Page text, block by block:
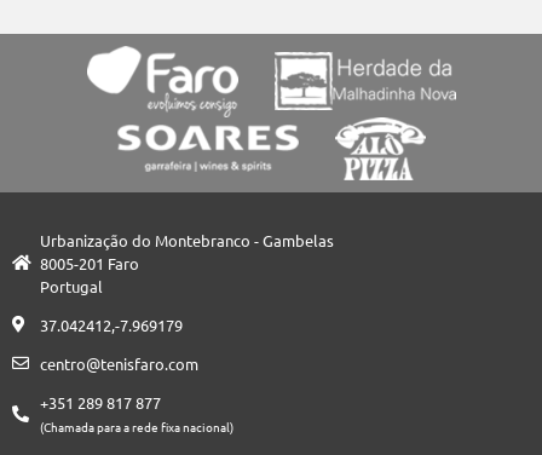
Urbanização do Montebranco - Gambelas
8005-201 Faro
Portugal
37.042412,-7.969179
centro@tenisfaro.com
+351 289 817 877
(Chamada para a rede fixa nacional)